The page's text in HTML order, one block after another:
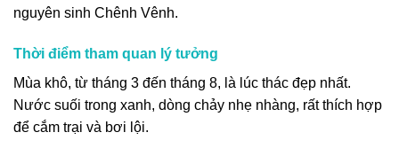
nguyên sinh Chênh Vênh.
Thời điểm tham quan lý tưởng
Mùa khô, từ tháng 3 đến tháng 8, là lúc thác đẹp nhất.
Nước suối trong xanh, dòng chảy nhẹ nhàng, rất thích hợp
để cắm trại và bơi lội.